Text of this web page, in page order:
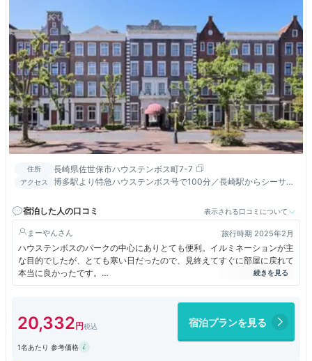
住所 長崎県佐世保市ハウステンボス町7-7
アクセス
博多駅より特急ハウステンボス号で100分／長崎駅からシーサイ
宿泊した人の口コミ
表示される口コミについて
まーやん 旅行時期 2025年2月
ハウステンボスのパークの中心にありとても便利。イルミネーションが主
な目的でしたが、とても寒い日だったので、見終えてすぐに部屋に戻れて
本当に良かったです。
クスルームへアップグレードしていただけました。
1日目のパスポートを買えば宿泊者特典で翌日のパスポートをいただけま
20,332 宿泊プランを見る
1名あたり 参考価格